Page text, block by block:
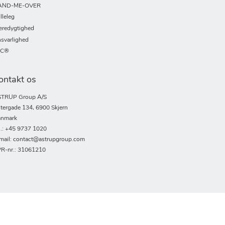
ME-OVER
os
Group A/S
134, 6900 Skjern
+45 9737 1020
contact@astrupgroup.com
nr.: 31061210